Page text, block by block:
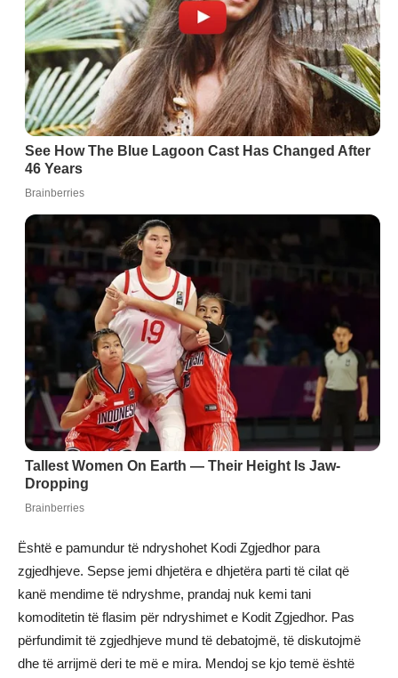
Është e pamundur të ndryshohet Kodi Zgjedhor para
zgjedhjeve. Sepse jemi dhjetëra e dhjetëra parti të cilat që
kanë mendime të ndryshme, prandaj nuk kemi tani
komoditetin të flasim për ndryshimet e Kodit Zgjedhor. Pas
përfundimit të zgjedhjeve mund të debatojmë, të diskutojmë
dhe të arrijmë deri te më e mira. Mendoj se kjo temë është